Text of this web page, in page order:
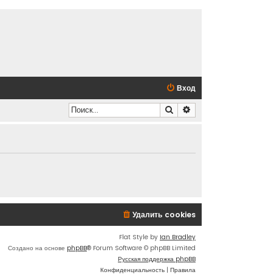
Вход
Поиск
Удалить cookies
Flat Style by Ian Bradley
Создано на основе phpBB® Forum Software © phpBB Limited
Русская поддержка phpBB
Конфиденциальность | Правила